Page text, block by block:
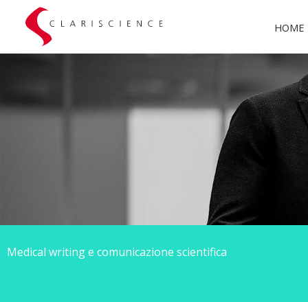
HOME
Medical writing e comunicazione scientifica